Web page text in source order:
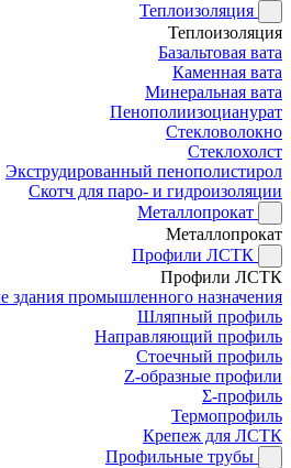
Теплоизоляция
Теплоизоляция
Базальтовая вата
Каменная вата
Минеральная вата
Пенополиизоцианурат
Стекловолокно
Стеклохолст
Экструдированный пенополистирол
Скотч для паро- и гидроизоляции
Металлопрокат
Металлопрокат
Профили ЛСТК
Профили ЛСТК
здания промышленного назначения
Шляпный профиль
Направляющий профиль
Стоечный профиль
Z-образные профили
Σ-профиль
Термопрофиль
Крепеж для ЛСТК
Профильные трубы